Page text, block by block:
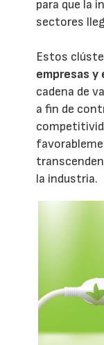
para que la
sectores
Estos
empresas y
cadena de
a fin de
la industria.